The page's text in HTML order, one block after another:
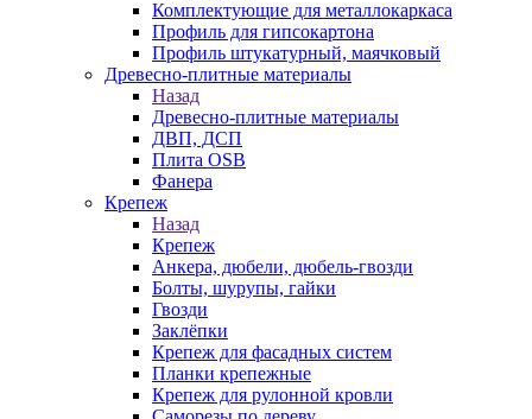
Комплектующие для металлокаркаса
Профиль для гипсокартона
Профиль штукатурный, маячковый
Древесно-плитные материалы
Назад
Древесно-плитные материалы
ДВП, ДСП
Плита OSB
Фанера
Крепеж
Назад
Крепеж
Анкера, дюбели, дюбель-гвозди
Болты, шурупы, гайки
Гвозди
Заклёпки
Крепеж для фасадных систем
Планки крепежные
Крепеж для рулонной кровли